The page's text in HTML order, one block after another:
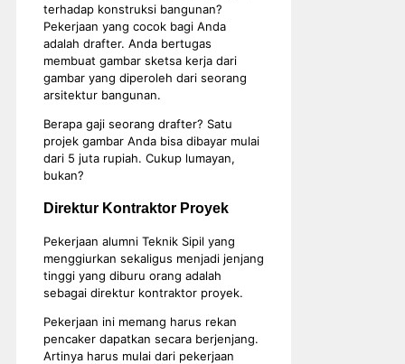
terhadap konstruksi bangunan?
Pekerjaan yang cocok bagi Anda
adalah drafter. Anda bertugas
membuat gambar sketsa kerja dari
gambar yang diperoleh dari seorang
arsitektur bangunan.
Berapa gaji seorang drafter? Satu
projek gambar Anda bisa dibayar mulai
dari 5 juta rupiah. Cukup lumayan,
bukan?
Direktur Kontraktor Proyek
Pekerjaan alumni Teknik Sipil yang
menggiurkan sekaligus menjadi jenjang
tinggi yang diburu orang adalah
sebagai direktur kontraktor proyek.
Pekerjaan ini memang harus rekan
pencaker dapatkan secara berjenjang.
Artinya harus mulai dari pekerjaan